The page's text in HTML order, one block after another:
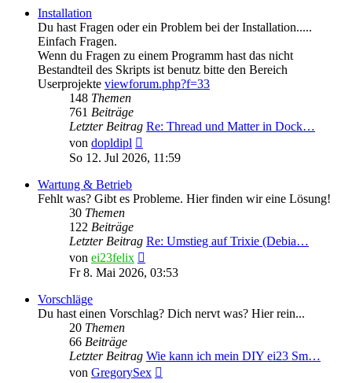
Installation
Du hast Fragen oder ein Problem bei der Installation.....
Einfach Fragen.
Wenn du Fragen zu einem Programm hast das nicht
Bestandteil des Skripts ist benutz bitte den Bereich
Userprojekte viewforum.php?f=33
148 Themen
761 Beiträge
Letzter Beitrag Re: Thread und Matter in Dock…
von dopldipl
Beitrag
So 12. Jul 2026, 11:59
Wartung & Betrieb
Fehlt was? Gibt es Probleme. Hier finden wir eine Lösung!
30 Themen
122 Beiträge
Letzter Beitrag Re: Umstieg auf Trixie (Debia…
von ei23felix
Beitrag
Fr 8. Mai 2026, 03:53
Vorschläge
Du hast einen Vorschlag? Dich nervt was? Hier rein...
20 Themen
66 Beiträge
Letzter Beitrag Wie kann ich mein DIY ei23 Sm…
von GregorySex